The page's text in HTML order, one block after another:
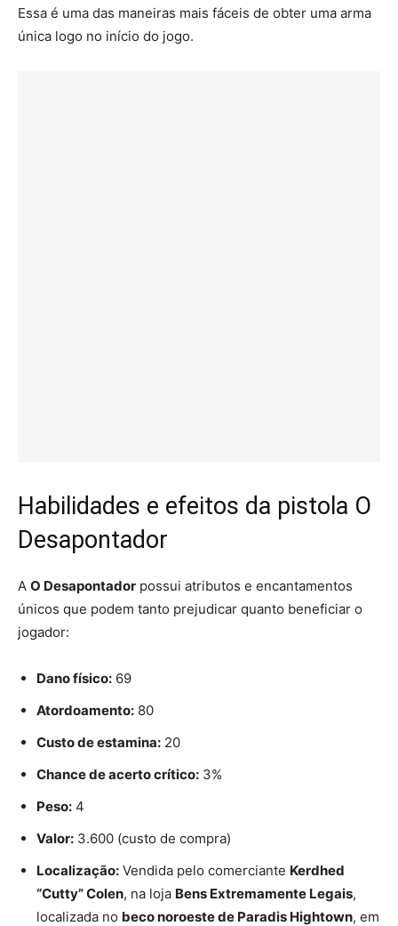
Essa é uma das maneiras mais fáceis de obter uma arma
única logo no início do jogo.
Habilidades e efeitos da pistola O
Desapontador
A O Desapontador possui atributos e encantamentos
únicos que podem tanto prejudicar quanto beneficiar o
jogador:
Dano físico: 69
Atordoamento: 80
Custo de estamina: 20
Chance de acerto crítico: 3%
Peso: 4
Valor: 3.600 (custo de compra)
Localização: Vendida pelo comerciante Kerdhed
“Cutty” Colen, na loja Bens Extremamente Legais,
localizada no beco noroeste de Paradis Hightown, em